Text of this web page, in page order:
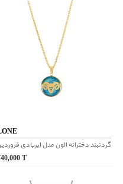
ALONE
گردنبند دخترانه الون مدل ابربادی فروردین
1,740,000